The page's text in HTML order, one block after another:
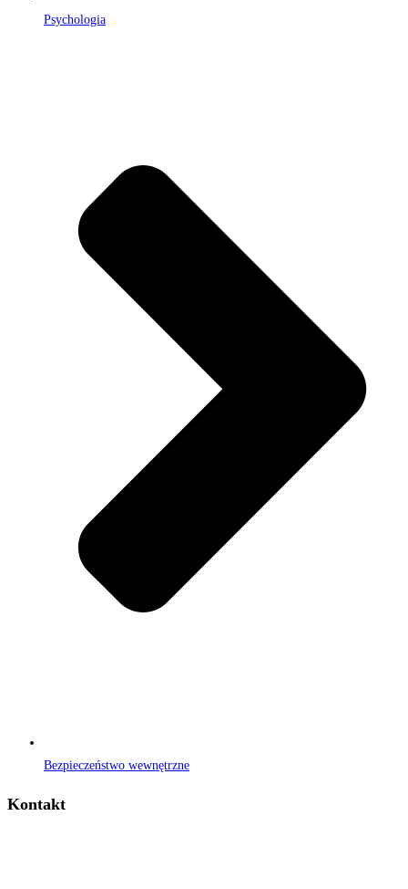
Psychologia
Bezpieczeństwo wewnętrzne
Kontakt